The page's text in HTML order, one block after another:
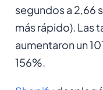
segundos a 2,66
más rápido). Las
aumentaron un
156%.